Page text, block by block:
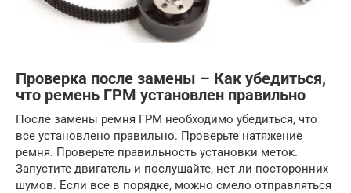
Проверка после замены – Как убедиться,
что ремень ГРМ установлен правильно
После замены ремня ГРМ необходимо убедиться, что
все установлено правильно. Проверьте натяжение
ремня. Проверьте правильность установки меток.
Запустите двигатель и послушайте, нет ли посторонних
шумов. Если все в порядке, можно смело отправляться